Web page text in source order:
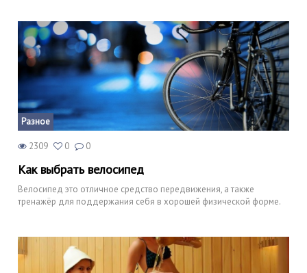
Разное
2309 0 0
Как выбрать велосипед
Велосипед это отличное средство передвижения, а также
тренажёр для поддержания себя в хорошей физической форме.